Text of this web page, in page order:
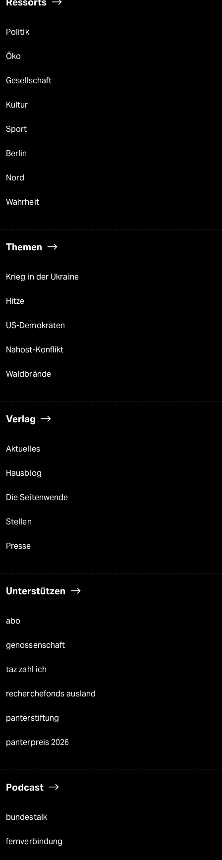
Politik
Öko
Gesellschaft
Kultur
Sport
Berlin
Nord
Wahrheit
Themen
Krieg in der Ukraine
Hitze
US-Demokraten
Nahost-Konflikt
Waldbrände
Verlag
Aktuelles
Hausblog
Die Seitenwende
Stellen
Presse
Unterstützen
abo
genossenschaft
taz zahl ich
recherchefonds ausland
panterstiftung
panterpreis 2026
Podcast
bundestalk
fernverbindung